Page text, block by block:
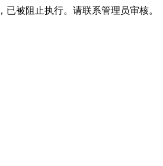
已被阻止执行。请联系管理员审核。